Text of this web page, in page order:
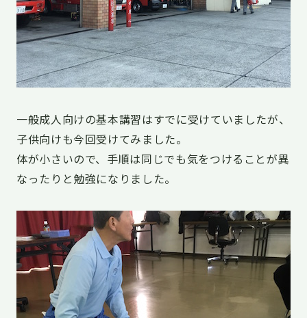
一般成人向けの基本講習はすでに受けていましたが、
子供向けも今回受けてみました。
体が小さいので、手順は同じでも気をつけることが異
なったりと勉強になりました。